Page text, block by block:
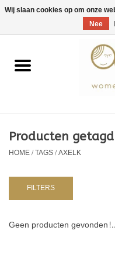
EUR/GBP/USD
Home
Kids
NURSERY / TABLEWARE
Producten
HOME/TAGS/AXELK
FILTERS
Geen producten
Wij slaan cookies op om onze
Nee